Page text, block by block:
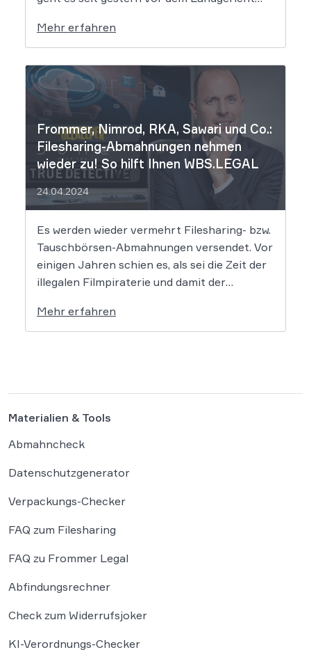
mutmaßlichen Hintermänner von
„Movie2k.to“ begonnen. Das war in den
frühen 2010er Jahren eine […]
Mehr erfahren
Frommer, Nimrod, RKA, Sawari und Co.:
Filesharing-Abmahnungen nehmen
wieder zu! So hilft Ihnen WBS.LEGAL
24.04.2024
Es werden wieder vermehrt Filesharing- bzw.
Tauschbörsen-Abmahnungen versendet. Vor
einigen Jahren schien es, als sei die Zeit der
illegalen Filmpiraterie und damit der
ist nicht so. Vor allem die bekannte Kanzlei
Frommer.Legal sowie einige weitere
Mehr erfahren
Materialien & Tools
Abmahncheck
Datenschutzgenerator
Verpackungs-Checker
FAQ zum Filesharing
FAQ zu Frommer Legal
Abfindungsrechner
Check zum Widerrufsjoker
KI-Verordnungs-Checker